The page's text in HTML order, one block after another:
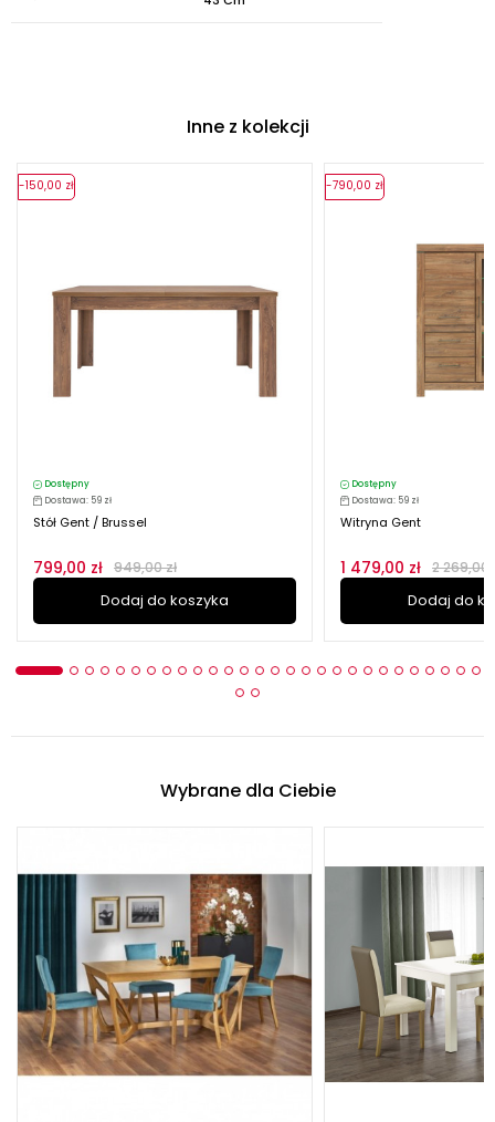
Inne z kolekcji
Dostępny
Dostawa: 59 zł
Stół Gent / Brussel
799,00 zł 949,00 zł
Dodaj do koszyka
-150,00 zł
Dostępny
Dostawa: 59 zł
Witryna Gent
1 479,00 zł 2 269,00
Dodaj do
-790,00 zł
Wybrane dla Ciebie